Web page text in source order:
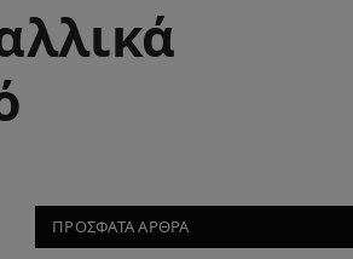
ΠΡΟΣΦΑΤΑ ΑΡΘΡΑ